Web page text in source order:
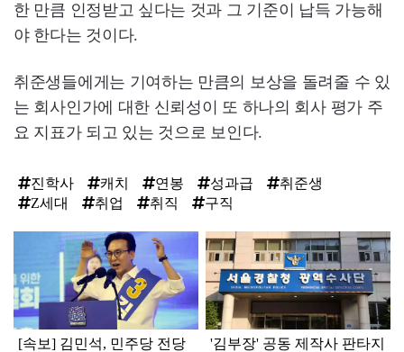
한 만큼 인정받고 싶다는 것과 그 기준이 납득 가능해
야 한다는 것이다.
취준생들에게는 기여하는 만큼의 보상을 돌려줄 수 있
는 회사인가에 대한 신뢰성이 또 하나의 회사 평가 주
요 지표가 되고 있는 것으로 보인다.
진학사 캐치 연봉 성과급
취준생
Z세대
취업 취직 구직
인
[속보] 김민석, 민주당 전당
'김부장' 공동 제작사 판타지